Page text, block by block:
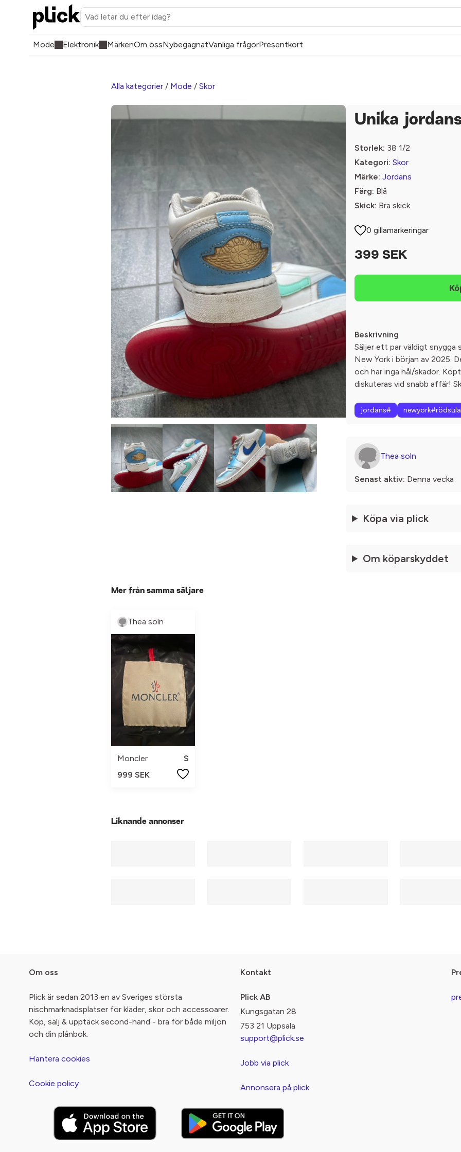
Mode Elektronik MärkenOm ossNybegagnatVanliga frågorPresentkort
Alla kategorier / Mode / Skor
Unika
Storlek: 38 1/2
Kategori: Skor
Märke: Jordans
Färg: Blå
Skick: Bra skick
0 gillamarkeringar
399 SEK
Beskrivning
Säljer ett par väldigt snygga
New York i början av 2025.
och har inga hål/skador.
diskuteras vid snabb affär!
jordans# newyork#rödsula
Thea soln
Senast aktiv: Denna vecka
Köpa via plick
Om köparskyddet
Mer från samma säljare
Thea soln
Moncler
S
999 SEK
Liknande annonser
Om oss
Plick är sedan 2013 en av Sveriges största
nischmarknadsplatser för kläder, skor och accessoarer.
Köp, sälj & upptäck second-hand - bra för både miljön
och din plånbok.
Hantera cookies
Cookie policy
Kontakt
Plick AB
Kungsgatan 28
753 21 Uppsala
support@plick.se
Jobb via plick
Annonsera på plick